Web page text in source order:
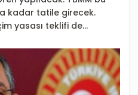
kadar tatile girecek.
yasası teklifi de...